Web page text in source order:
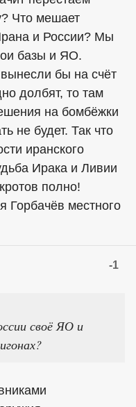
Что мешает
и России? Мы
базы и ЯО.
бы на счёт
долбят, то там
на бомбёжки
не будет. Так что
иранского
Ирака и Ливии
полно!
Горбачёв местного
-1
своё ЯО и